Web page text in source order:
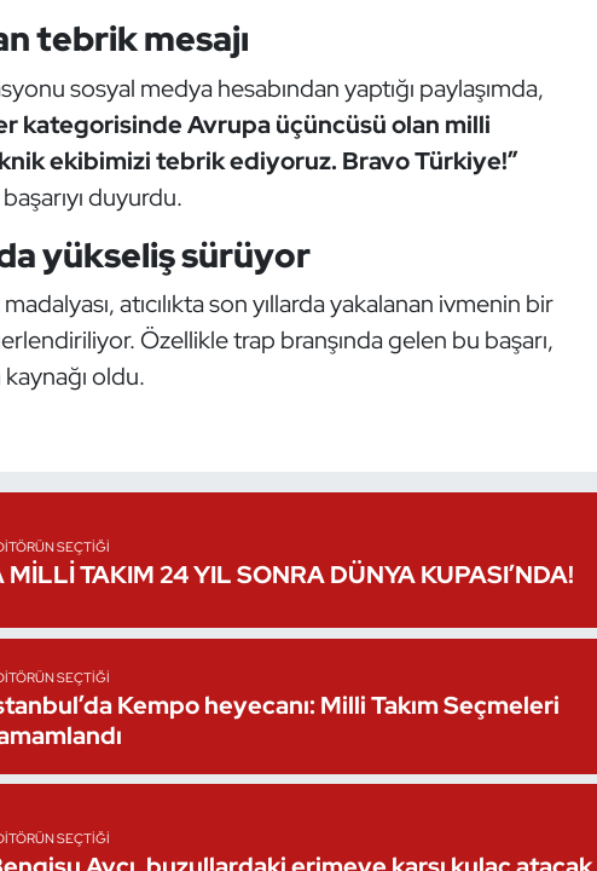
tebrik mesajı
sosyal medya hesabından yaptığı paylaşımda,
kategorisinde Avrupa üçüncüsü olan milli
ekibimizi tebrik ediyoruz. Bravo Türkiye!”
duyurdu.
yükseliş sürüyor
atıcılıkta son yıllarda yakalanan ivmenin bir
Özellikle trap branşında gelen bu başarı,
oldu.
SEÇTIĞI
MİLLİ TAKIM 24 YIL SONRA DÜNYA KUPASI’NDA!
SEÇTIĞI
Kempo heyecanı: Milli Takım Seçmeleri
SEÇTIĞI